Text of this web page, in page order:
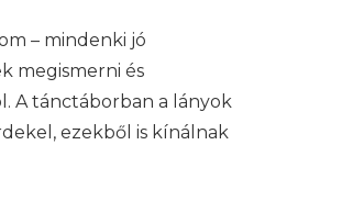
– mindenki jó
megismerni és
A tánctáborban a lányok
ezekből is kínálnak